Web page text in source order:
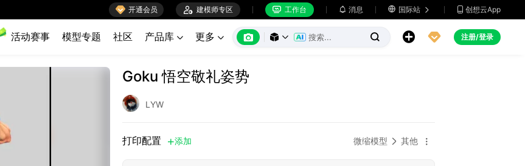
 开通会员  建模师专区  工作台  消息  国际站   创想云App
活动赛事 模型专题 社区 产品库  更多        注册/登录
Goku 悟空敬礼姿势
LYW
打印配置 添加 微缩模型  其他 